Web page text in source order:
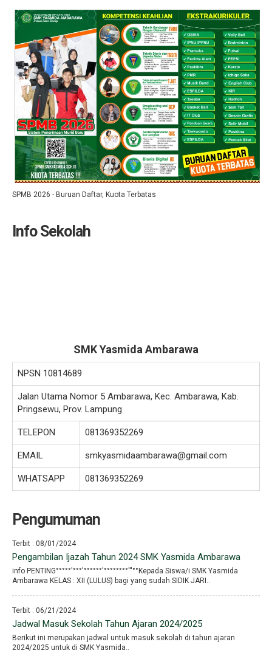
SPMB 2026 - Buruan Daftar, Kuota Terbatas
Info Sekolah
SMK Yasmida Ambarawa
NPSN 10814689
Jalan Utama Nomor 5 Ambarawa, Kec. Ambarawa, Kab.
Pringsewu, Prov. Lampung
TELEPON 081369352269
EMAIL smkyasmidaambarawa@gmail.com
WHATSAPP 081369352269
Pengumuman
Terbit : 08/01/2024
Pengambilan Ijazah Tahun 2024 SMK Yasmida Ambarawa
info PENTING°°°°°′°°°′°°°°°°′°°°°°°°°′′′°°Kepada Siswa/i SMK Yasmida
Ambarawa KELAS : XII (LULUS) bagi yang sudah SIDIK JARI..
Terbit : 06/21/2024
Jadwal Masuk Sekolah Tahun Ajaran 2024/2025
Berikut ini merupakan jadwal untuk masuk sekolah di tahun ajaran
2024/2025 untuk di SMK Yasmida..